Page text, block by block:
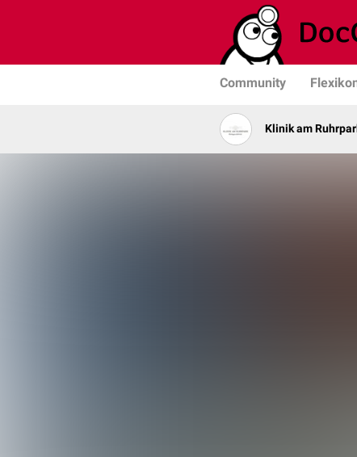
Community
Klinik am